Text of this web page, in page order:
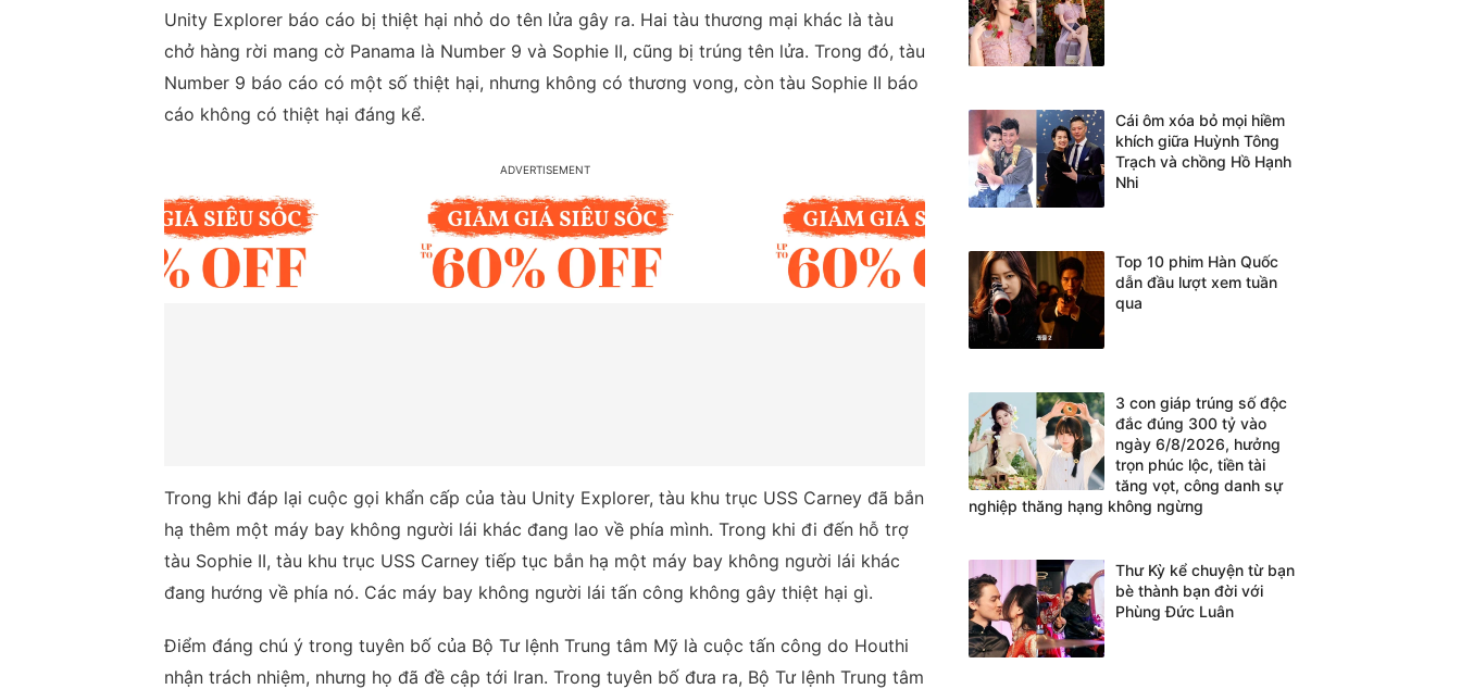
Unity Explorer báo cáo bị thiệt hại nhỏ do tên lửa gây ra. Hai tàu thương mại khác là tàu
chở hàng rời mang cờ Panama là Number 9 và Sophie II, cũng bị trúng tên lửa. Trong đó, tàu
Number 9 báo cáo có một số thiệt hại, nhưng không có thương vong, còn tàu Sophie II báo
cáo không có thiệt hại đáng kể.
Trong khi đáp lại cuộc gọi khẩn cấp của tàu Unity Explorer, tàu khu trục USS Carney đã bắn
hạ thêm một máy bay không người lái khác đang lao về phía mình. Trong khi đi đến hỗ trợ
tàu Sophie II, tàu khu trục USS Carney tiếp tục bắn hạ một máy bay không người lái khác
đang hướng về phía nó. Các máy bay không người lái tấn công không gây thiệt hại gì.
Điểm đáng chú ý trong tuyên bố của Bộ Tư lệnh Trung tâm Mỹ là cuộc tấn công do Houthi
nhận trách nhiệm, nhưng họ đã đề cập tới Iran. Trong tuyên bố đưa ra, Bộ Tư lệnh Trung tâm
Cái ôm xóa bỏ mọi hiềm
khích giữa Huỳnh Tông
Trạch và chồng Hồ Hạnh
Nhi
Top 10 phim Hàn Quốc
dẫn đầu lượt xem tuần
qua
3 con giáp trúng số độc
đắc đúng 300 tỷ vào
ngày 6/8/2026, hưởng
trọn phúc lộc, tiền tài
tăng vọt, công danh sự
nghiệp thăng hạng không ngừng
Thư Kỳ kể chuyện từ bạn
bè thành bạn đời với
Phùng Đức Luân